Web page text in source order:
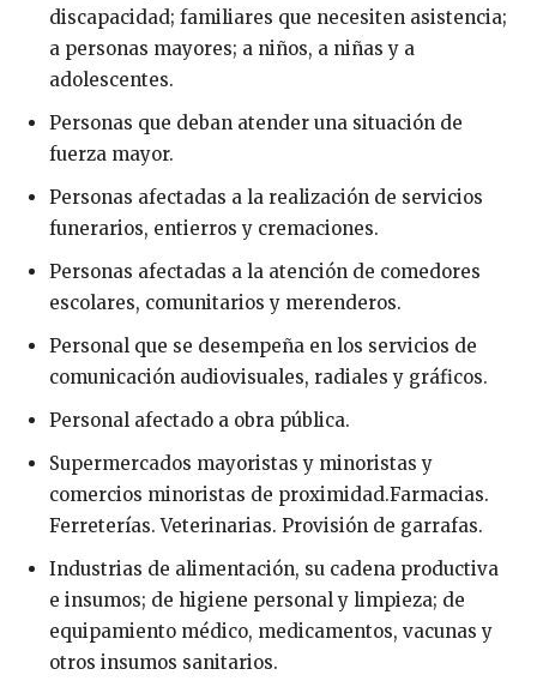
discapacidad; familiares que necesiten asistencia;
a personas mayores; a niños, a niñas y a
adolescentes.
Personas que deban atender una situación de
fuerza mayor.
Personas afectadas a la realización de servicios
funerarios, entierros y cremaciones.
Personas afectadas a la atención de comedores
escolares, comunitarios y merenderos.
Personal que se desempeña en los servicios de
comunicación audiovisuales, radiales y gráficos.
Personal afectado a obra pública.
Supermercados mayoristas y minoristas y
comercios minoristas de proximidad.Farmacias.
Ferreterías. Veterinarias. Provisión de garrafas.
Industrias de alimentación, su cadena productiva
e insumos; de higiene personal y limpieza; de
equipamiento médico, medicamentos, vacunas y
otros insumos sanitarios.